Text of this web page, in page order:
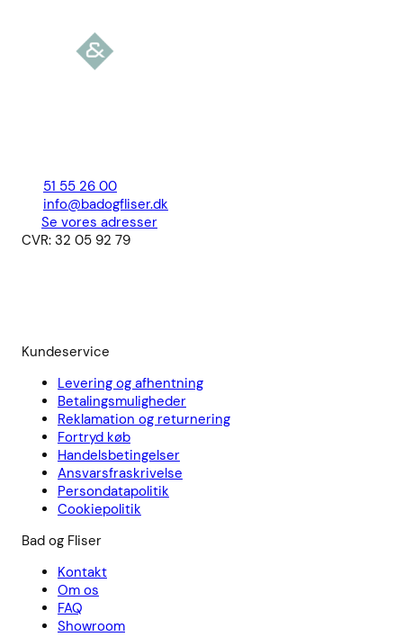
51 55 26 00
info@badogfliser.dk
Se vores adresser
CVR: 32 05 92 79
Kundeservice
Levering og afhentning
Betalingsmuligheder
Reklamation og returnering
Fortryd køb
Handelsbetingelser
Ansvarsfraskrivelse
Persondatapolitik
Cookiepolitik
Bad og Fliser
Kontakt
Om os
FAQ
Showroom